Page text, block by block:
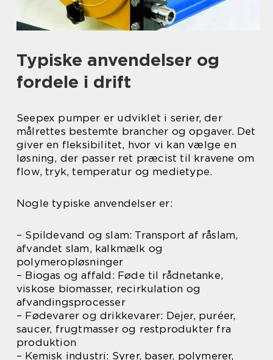
Typiske anvendelser og
fordele i drift
Seepex pumper er udviklet i serier, der
målrettes bestemte brancher og opgaver. Det
giver en fleksibilitet, hvor vi kan vælge en
løsning, der passer ret præcist til kravene om
flow, tryk, temperatur og medietype.
Nogle typiske anvendelser er:
– Spildevand og slam: Transport af råslam,
afvandet slam, kalkmælk og
polymeropløsninger
– Biogas og affald: Føde til rådnetanke,
viskose biomasser, recirkulation og
afvandingsprocesser
– Fødevarer og drikkevarer: Dejer, puréer,
saucer, frugtmasser og restprodukter fra
produktion
– Kemisk industri: Syrer, baser, polymerer,